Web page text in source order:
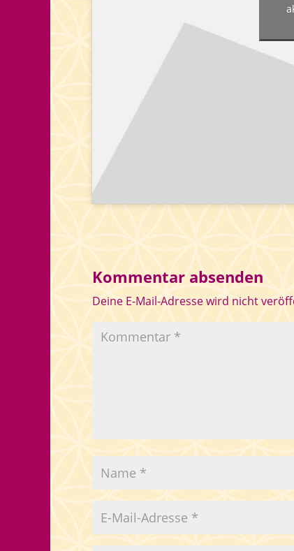
Kommentar absenden
Deine E-Mail-Adresse wird nicht